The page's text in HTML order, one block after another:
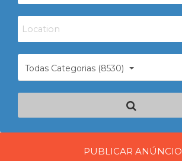
Todas Categorias (8530)
PUBLICAR ANÚNCIO